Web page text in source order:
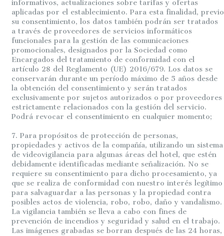
informativos, actualizaciones sobre tarifas y ofertas
aplicadas por el establecimiento. Para esta finalidad, previo
su consentimiento, los datos también podrán ser tratados
a través de proveedores de servicios informáticos
funcionales para la gestión de las comunicaciones
promocionales, designados por la Sociedad como
Encargados del tratamiento de conformidad con el
artículo 28 del Reglamento (UE) 2016/679. Los datos se
conservarán durante un período máximo de 5 años desde
la obtención del consentimiento y serán tratados
exclusivamente por sujetos autorizados o por proveedores
estrictamente relacionados con la gestión del servicio.
Podrá revocar el consentimiento en cualquier momento;
7. Para propósitos de protección de personas,
propiedades y activos de la compañía, utilizando un sistema
de videovigilancia para algunas áreas del hotel, que estén
debidamente identificadas mediante señalización. No se
requiere su consentimiento para dicho procesamiento, ya
que se realiza de conformidad con nuestro interés legítimo
para salvaguardar a las personas y la propiedad contra
posibles actos de violencia, robo, robo, daño y vandalismo.
La vigilancia también se lleva a cabo con fines de
prevención de incendios y seguridad y salud en el trabajo.
Las imágenes grabadas se borran después de las 24 horas,